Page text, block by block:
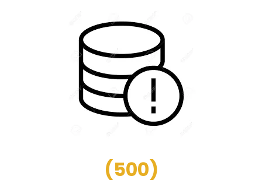
(500)